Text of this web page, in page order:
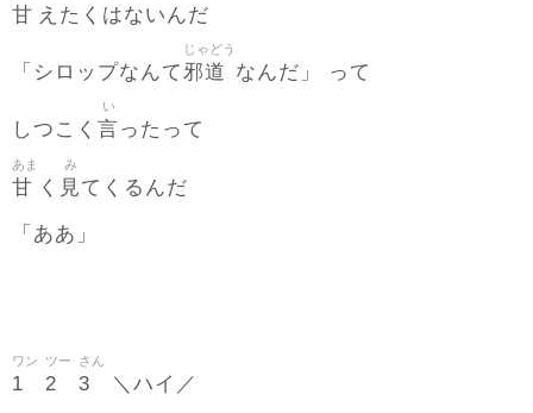
甘 えたくはないんだ
「シロップなんて邪道
じゃどう
なんだ」 って
しつこく 言
い
ったって
甘
あま
く 見
み
てくるんだ
「ああ」
1
ワン
2
ツー
3
さん
＼ハイ／